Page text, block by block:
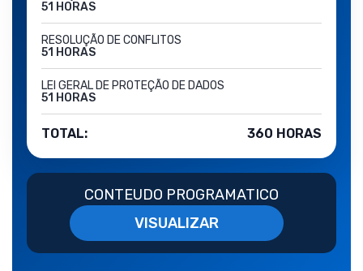
51 HORAS
RESOLUÇÃO DE CONFLITOS
51 HORAS
LEI GERAL DE PROTEÇÃO DE DADOS
51 HORAS
TOTAL: 360 HORAS
CONTEUDO PROGRAMATICO
VISUALIZAR